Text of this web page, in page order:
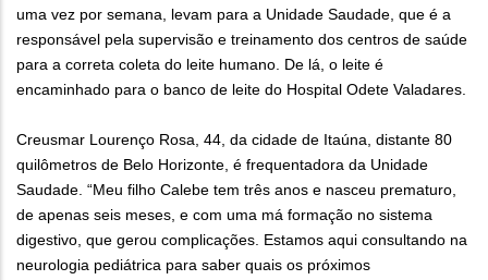
uma vez por semana, levam para a Unidade Saudade, que é a
responsável pela supervisão e treinamento dos centros de saúde
para a correta coleta do leite humano. De lá, o leite é
encaminhado para o banco de leite do Hospital Odete Valadares.
Creusmar Lourenço Rosa, 44, da cidade de Itaúna, distante 80
quilômetros de Belo Horizonte, é frequentadora da Unidade
Saudade. “Meu filho Calebe tem três anos e nasceu prematuro,
de apenas seis meses, e com uma má formação no sistema
digestivo, que gerou complicações. Estamos aqui consultando na
neurologia pediátrica para saber quais os próximos